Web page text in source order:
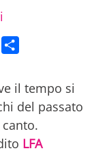
il tempo si
del passato
LFA